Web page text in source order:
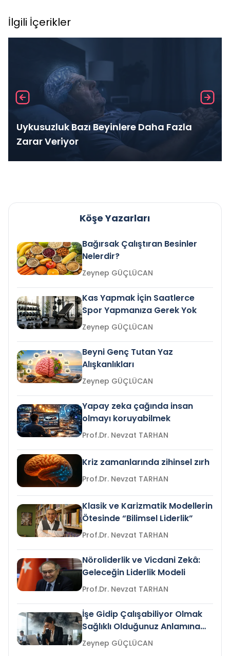
İlgili İçerikler
Uykusuzluk Bazı Beyinlere Daha Fazla
Zarar Veriyor
Köşe Yazarları
Bağırsak Çalıştıran Besinler
Nelerdir?
Zeynep GÜÇLÜCAN
Kas Yapmak İçin Saatlerce
Spor Yapmanıza Gerek Yok
Zeynep GÜÇLÜCAN
Beyni Genç Tutan Yaz
Alışkanlıkları
Zeynep GÜÇLÜCAN
Yapay zeka çağında insan
olmayı koruyabilmek
Prof.Dr. Nevzat TARHAN
Kriz zamanlarında zihinsel zırh
Prof.Dr. Nevzat TARHAN
Klasik ve Karizmatik Modellerin
Ötesinde “Bilimsel Liderlik”
Prof.Dr. Nevzat TARHAN
Nöroliderlik ve Vicdani Zekâ:
Geleceğin Liderlik Modeli
Prof.Dr. Nevzat TARHAN
İşe Gidip Çalışabiliyor Olmak
Sağlıklı Olduğunuz Anlamına
Gelir mi?Zeynep GÜÇLÜCAN